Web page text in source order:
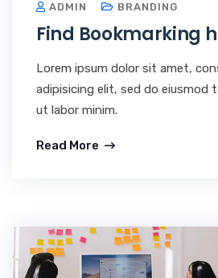
ADMIN BRANDING
Find Bookmarking
Lorem ipsum dolor sit amet,
adipisicing elit, sed do eiusmod
ut labor minim.
Read More